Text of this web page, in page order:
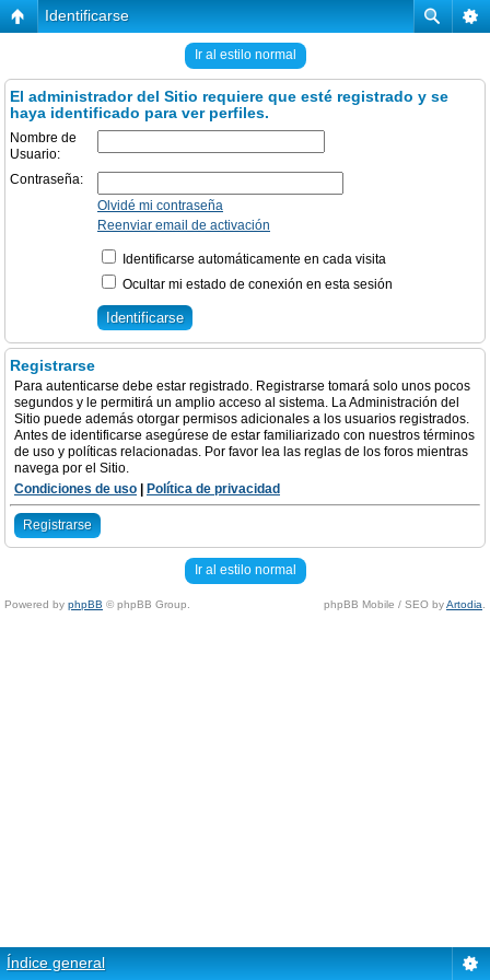
Identificarse
Ir al estilo normal
El administrador del Sitio requiere que esté registrado y se
haya identificado para ver perfiles.
Nombre de
Usuario:
Contraseña:
Olvidé mi contraseña
Reenviar email de activación
Identificarse automáticamente en cada visita
Ocultar mi estado de conexión en esta sesión
Registrarse
Para autenticarse debe estar registrado. Registrarse tomará solo unos pocos
segundos y le permitirá un amplio acceso al sistema. La Administración del
Sitio puede además otorgar permisos adicionales a los usuarios registrados.
Antes de identificarse asegúrese de estar familiarizado con nuestros términos
de uso y políticas relacionadas. Por favor lea las reglas de los foros mientras
navega por el Sitio.
Condiciones de uso
Política de privacidad
Registrarse
Ir al estilo normal
Powered by phpBB © phpBB Group. phpBB Mobile / SEO byArtodia
Índice general